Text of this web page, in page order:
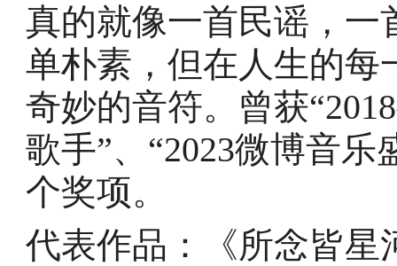
真的就像一首民谣，一
单朴素，但在人生的每
奇妙的音符。曾获
歌手”、“2023微博音
个奖项。
代表作品：《所念皆星